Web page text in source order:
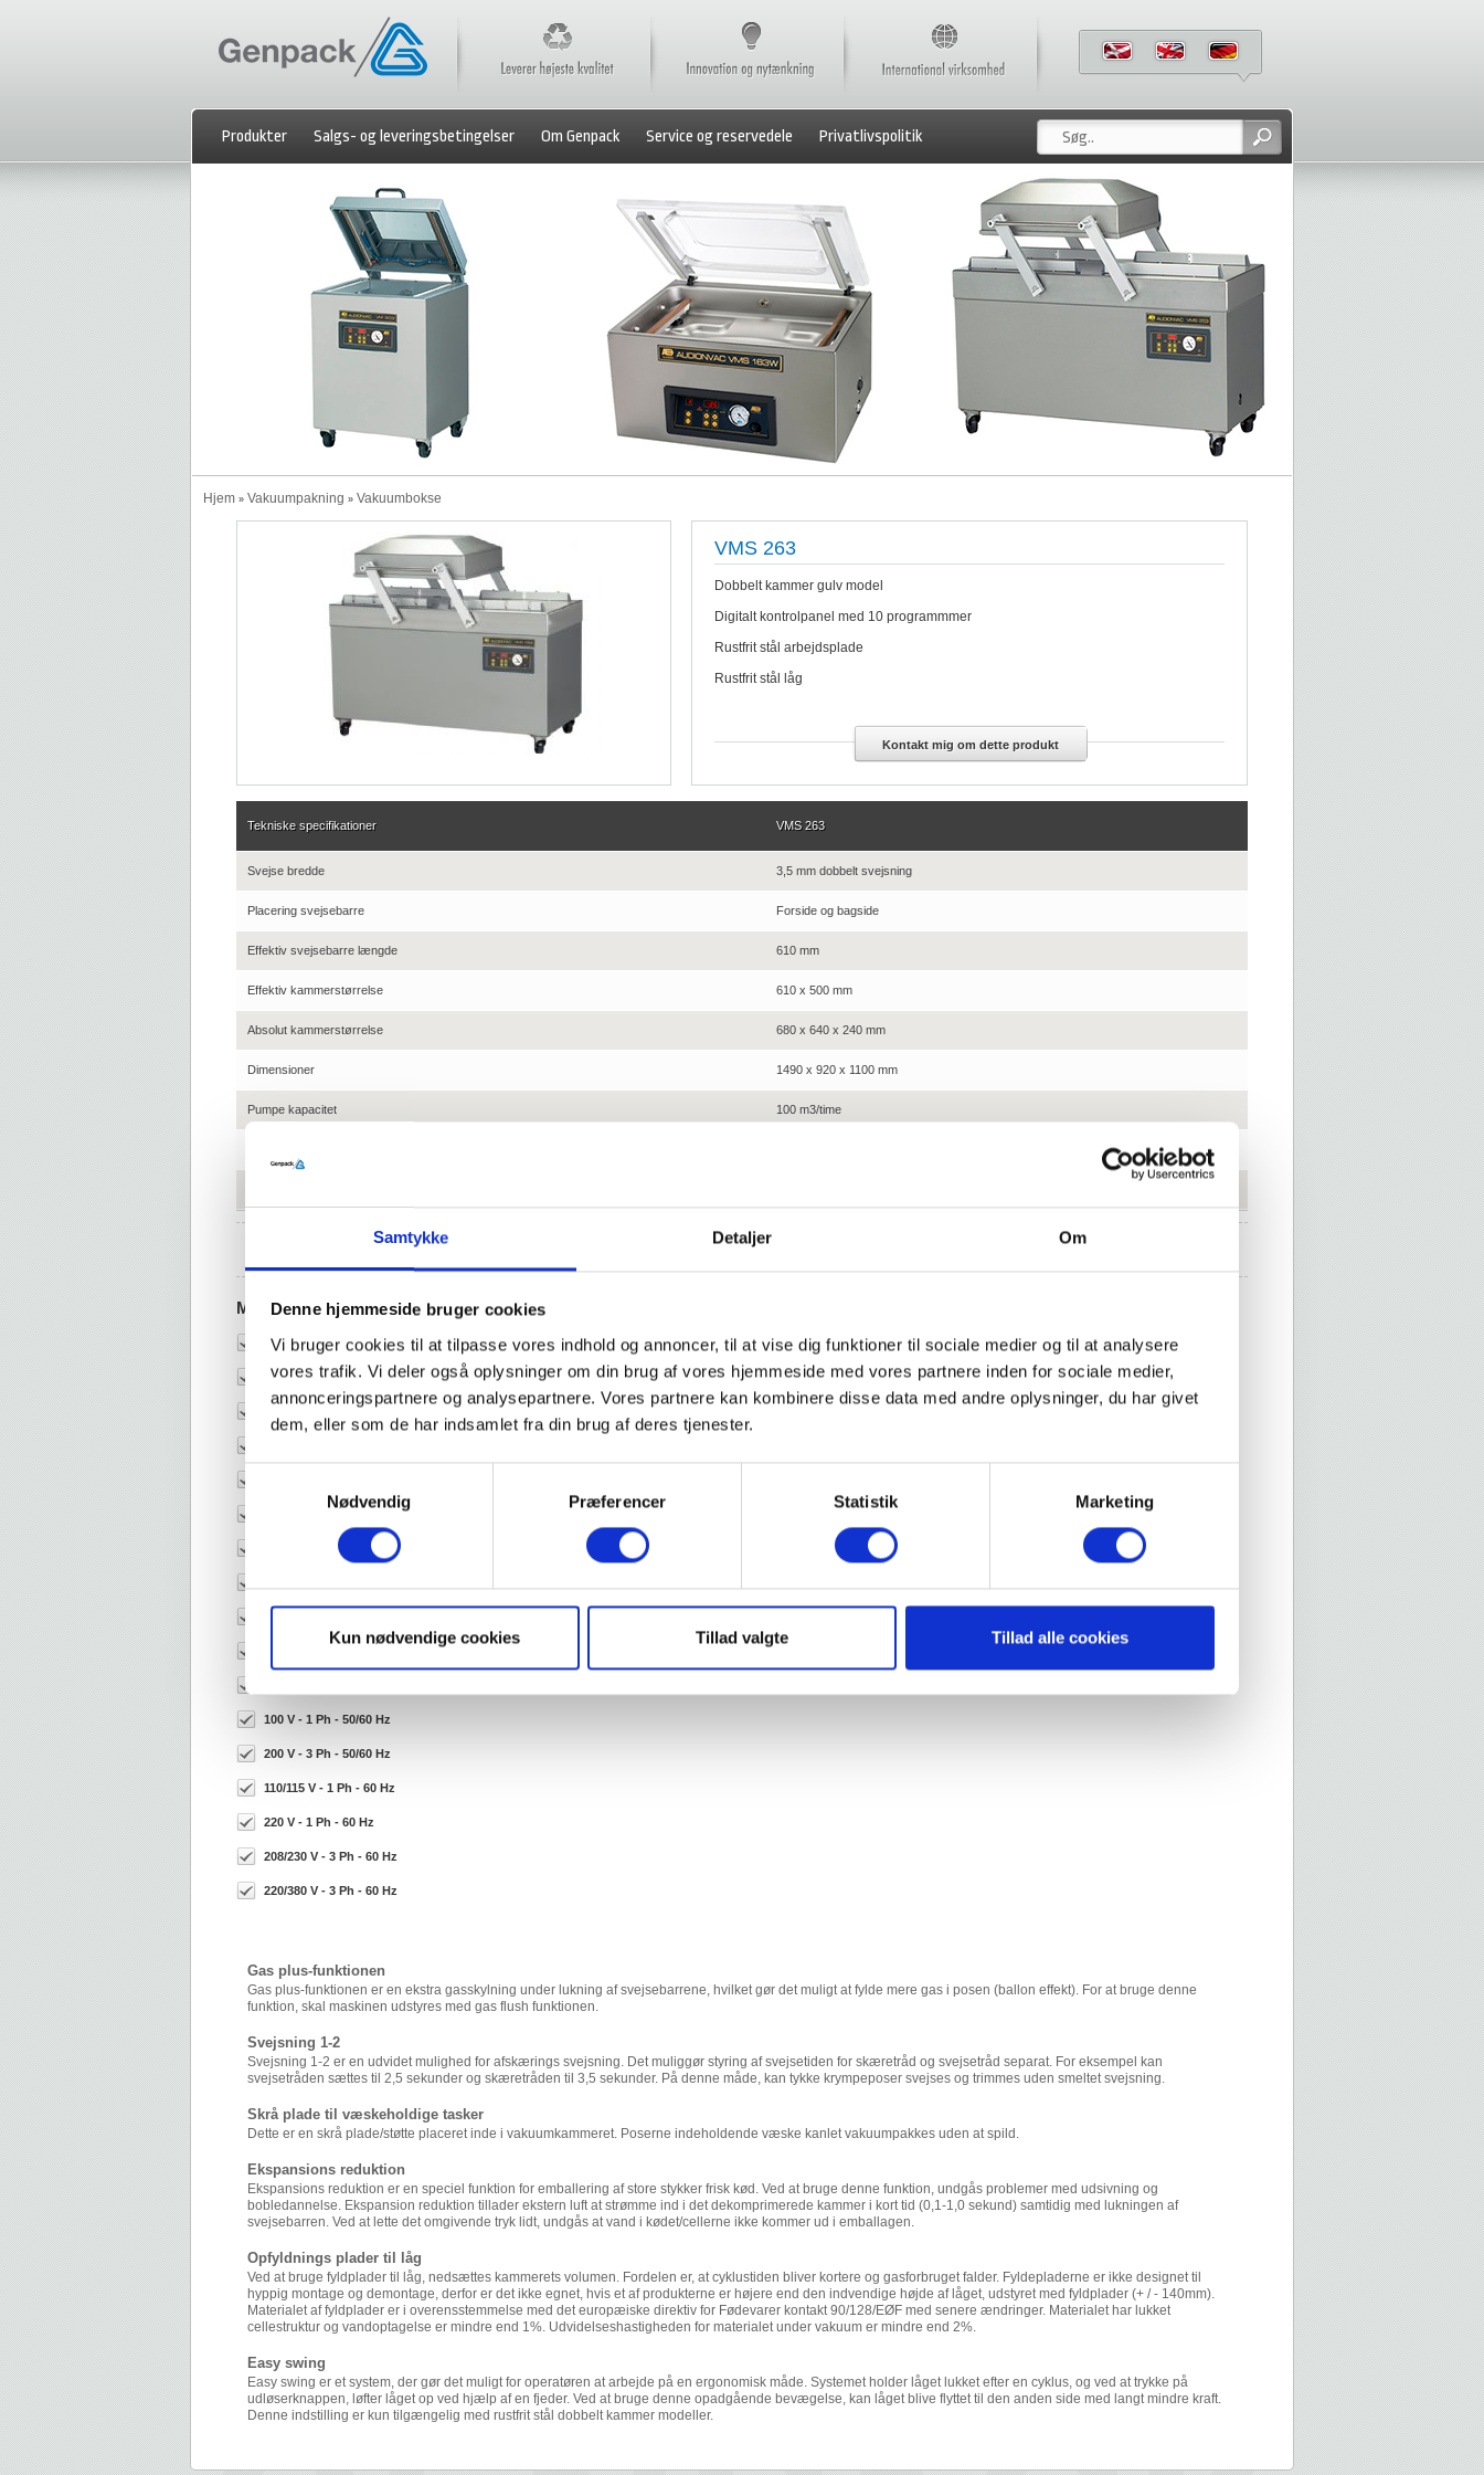
Samtykke Detaljer Om
Denne hjemmeside bruger cookies
Vi bruger cookies til at tilpasse vores indhold og annoncer, til at vise dig funktioner til sociale medier og til at analysere
vores trafik. Vi deler også oplysninger om din brug af vores hjemmeside med vores partnere inden for sociale medier,
annonceringspartnere og analysepartnere. Vores partnere kan kombinere disse data med andre oplysninger, du har givet
dem, eller som de har indsamlet fra din brug af deres tjenester.
Samtykkevalg
Nødvendig
Præferencer Statistik Marketing
Kun nødvendige cookies Tillad valgte Tillad alle cookies
Produkter Salgs- og leveringsbetingelser Om Genpack Service og reservedele Privatlivspolitik
Hjem » Vakuumpakning » Vakuumbokse
VMS 263
Dobbelt kammer gulv model
Digitalt kontrolpanel med 10 programmmer
Rustfrit stål arbejdsplade
Rustfrit stål låg
Kontakt mig om dette produkt
Tekniske specifikationer VMS 263
Svejse bredde 3,5 mm dobbelt svejsning
Placering svejsebarre Forside og bagside
Effektiv svejsebarre længde 610 mm
Effektiv kammerstørrelse 610 x 500 mm
Absolut kammerstørrelse 680 x 640 x 240 mm
Dimensioner 1490 x 920 x 1100 mm
Pumpe kapacitet 100 m3/time
Tekniske specifikationer
Muligheder:
Sensor kontrol
Afskæring af overskydende film
8 mm enkelt svejsning
Gas flush (2 gaspiper)
100 V - 1 Ph - 50/60 Hz
200 V - 3 Ph - 50/60 Hz
110/115 V - 1 Ph - 60 Hz
220 V - 1 Ph - 60 Hz
208/230 V - 3 Ph - 60 Hz
220/380 V - 3 Ph - 60 Hz
Vakuum styres af timer
Soft air
Multi-cycles
Gas plus funktion
Expansions reduktion
Gas plus-funktionen
Gas plus-funktionen er en ekstra gasskylning under lukning af svejsebarrene, hvilket gør det muligt at fylde mere gas i posen (ballon effekt). For at bruge denne
funktion, skal maskinen udstyres med gas flush funktionen.
Svejsning 1-2
Svejsning 1-2 er en udvidet mulighed for afskærings svejsning. Det muliggør styring af svejsetiden for skæretråd og svejsetråd separat. For eksempel kan
svejsetråden sættes til 2,5 sekunder og skæretråden til 3,5 sekunder. På denne måde, kan tykke krympeposer svejses og trimmes uden smeltet svejsning.
Skrå plade til væskeholdige tasker
Dette er en skrå plade/støtte placeret inde i vakuumkammeret. Poserne indeholdende væske kanlet vakuumpakkes uden at spild.
Ekspansions reduktion
Ekspansions reduktion er en speciel funktion for emballering af store stykker frisk kød. Ved at bruge denne funktion, undgås problemer med udsivning og
bobledannelse. Ekspansion reduktion tillader ekstern luft at strømme ind i det dekomprimerede kammer i kort tid (0,1-1,0 sekund) samtidig med lukningen af ​​
svejsebarren. Ved at lette det omgivende tryk lidt, undgås at vand i kødet/cellerne ikke kommer ud i emballagen.
Opfyldnings plader til låg
Ved at bruge fyldplader til låg, nedsættes kammerets volumen. Fordelen er, at cyklustiden bliver kortere og gasforbruget falder. Fyldepladerne er ikke designet til
hyppig montage og demontage, derfor er det ikke egnet, hvis et af produkterne er højere end den indvendige højde af låget, udstyret med fyldplader (+ / - 140mm).
Materialet af fyldplader er i overensstemmelse med det europæiske direktiv for Fødevarer kontakt 90/128/EØF med senere ændringer. Materialet har lukket
cellestruktur og vandoptagelse er mindre end 1%. Udvidelseshastigheden for materialet under vakuum er mindre end 2%.
Easy swing
Easy swing er et system, der gør det muligt for operatøren at arbejde på en ergonomisk måde. Systemet holder låget lukket efter en cyklus, og ved at trykke på
udløserknappen, løfter låget op ved hjælp af en fjeder. Ved at bruge denne opadgående bevægelse, kan låget blive flyttet til den anden side med langt mindre kraft.
Denne indstilling er kun tilgængelig med rustfrit stål dobbelt kammer modeller.